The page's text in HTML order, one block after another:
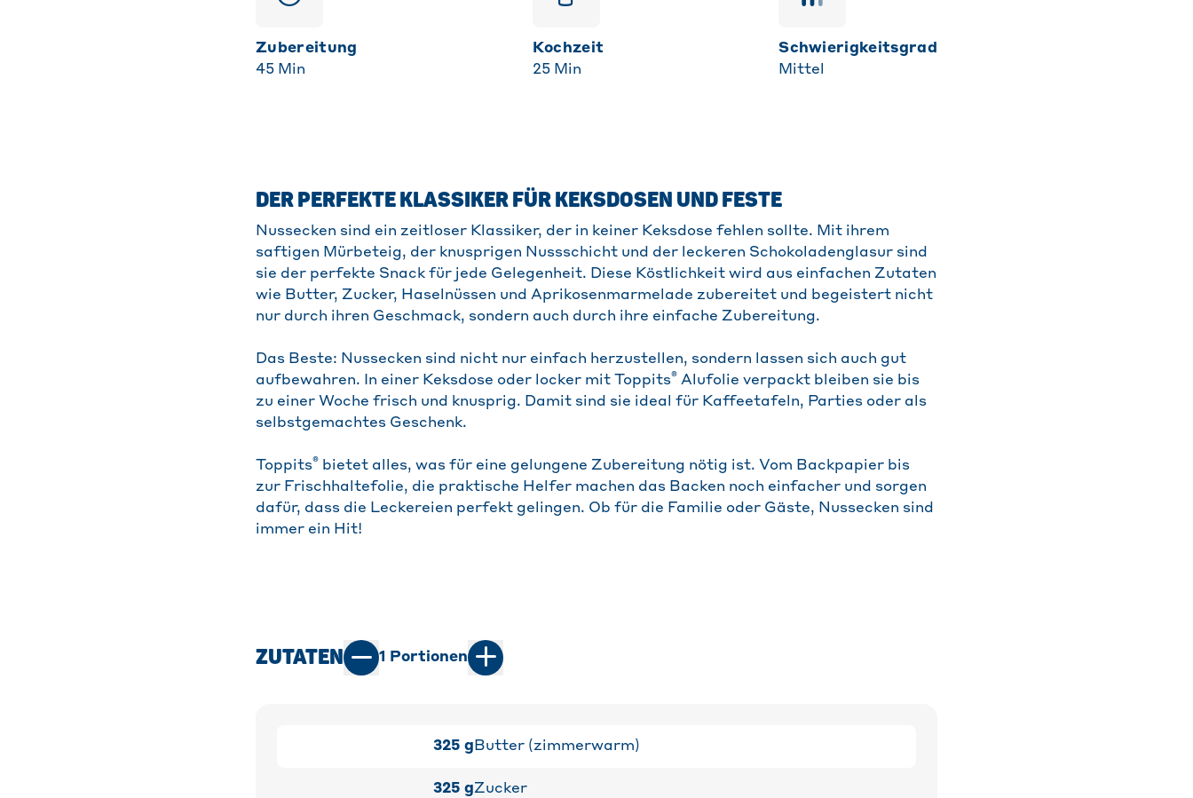
Zubereitung
45 Min
Kochzeit
25 Min
Schwierigkeitsgrad
Mittel
DER PERFEKTE KLASSIKER FÜR KEKSDOSEN UND FESTE
Nussecken sind ein zeitloser Klassiker, der in keiner Keksdose fehlen sollte. Mit ihrem
saftigen Mürbeteig, der knusprigen Nussschicht und der leckeren Schokoladenglasur sind
sie der perfekte Snack für jede Gelegenheit. Diese Köstlichkeit wird aus einfachen Zutaten
wie Butter, Zucker, Haselnüssen und Aprikosenmarmelade zubereitet und begeistert nicht
nur durch ihren Geschmack, sondern auch durch ihre einfache Zubereitung.
Das Beste: Nussecken sind nicht nur einfach herzustellen, sondern lassen sich auch gut
aufbewahren. In einer Keksdose oder locker mit Toppits® Alufolie verpackt bleiben sie bis
zu einer Woche frisch und knusprig. Damit sind sie ideal für Kaffeetafeln, Parties oder als
selbstgemachtes Geschenk.
Toppits® bietet alles, was für eine gelungene Zubereitung nötig ist. Vom Backpapier bis
zur Frischhaltefolie, die praktische Helfer machen das Backen noch einfacher und sorgen
dafür, dass die Leckereien perfekt gelingen. Ob für die Familie oder Gäste, Nussecken sind
immer ein Hit!
ZUTATEN 1 Portionen
325 gButter (zimmerwarm)
325 gZucker